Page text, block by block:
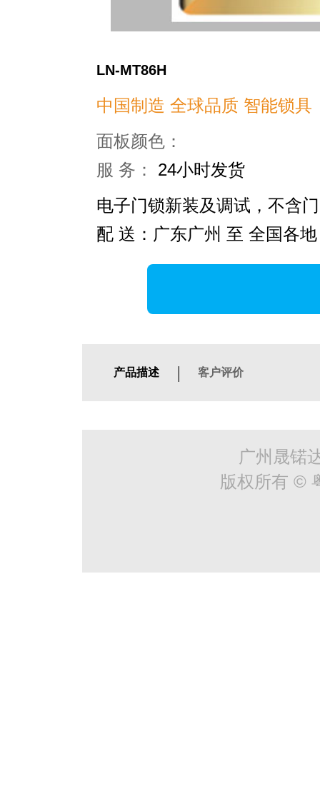
LN-MT86H
中国制造 全球品质 智能锁具
面板颜色：
服 务：
24小时发货
电子门锁新装及调试，不含
配 送：广东广州 至 全国各地
产品描述 | 客户评价
广州晟锘
版权所有 ©